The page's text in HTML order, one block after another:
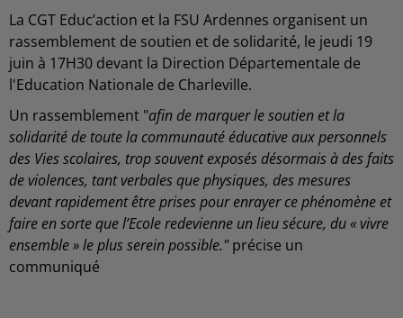
La CGT Educ’action et la FSU Ardennes organisent un
rassemblement de soutien et de solidarité, le jeudi 19
juin à 17H30 devant la Direction Départementale de
l'Education Nationale de Charleville.
Un rassemblement "afin de marquer le soutien et la
solidarité de toute la communauté éducative aux personnels
des Vies scolaires, trop souvent exposés désormais à des faits
de violences, tant verbales que physiques, des mesures
devant rapidement être prises pour enrayer ce phénomène et
faire en sorte que l’Ecole redevienne un lieu sécure, du « vivre
ensemble » le plus serein possible."précise un
communiqué